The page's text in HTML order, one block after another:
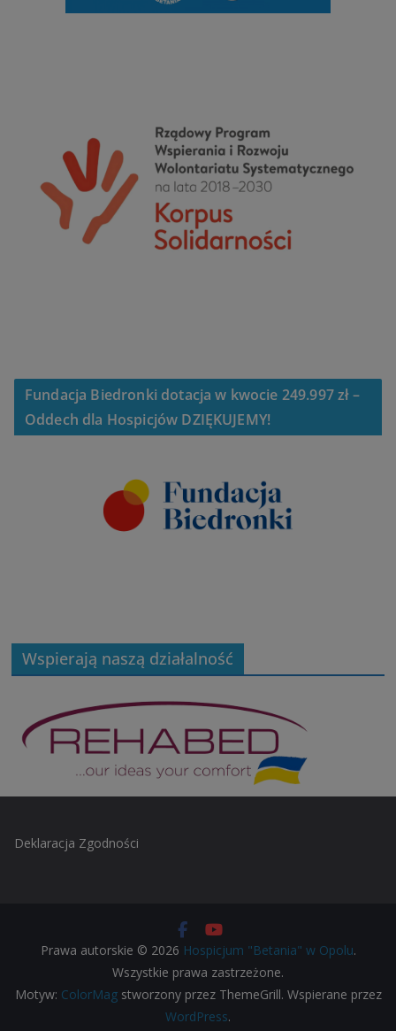
Fundacja Biedronki dotacja w kwocie 249.997 zł –
Oddech dla Hospicjów DZIĘKUJEMY!
Wspierają naszą działalność
Deklaracja Zgodności
Prawa autorskie © 2026 Hospicjum "Betania" w Opolu.
Wszystkie prawa zastrzeżone.
Motyw: ColorMagstworzony przez ThemeGrill. Wspierane przez
WordPress.